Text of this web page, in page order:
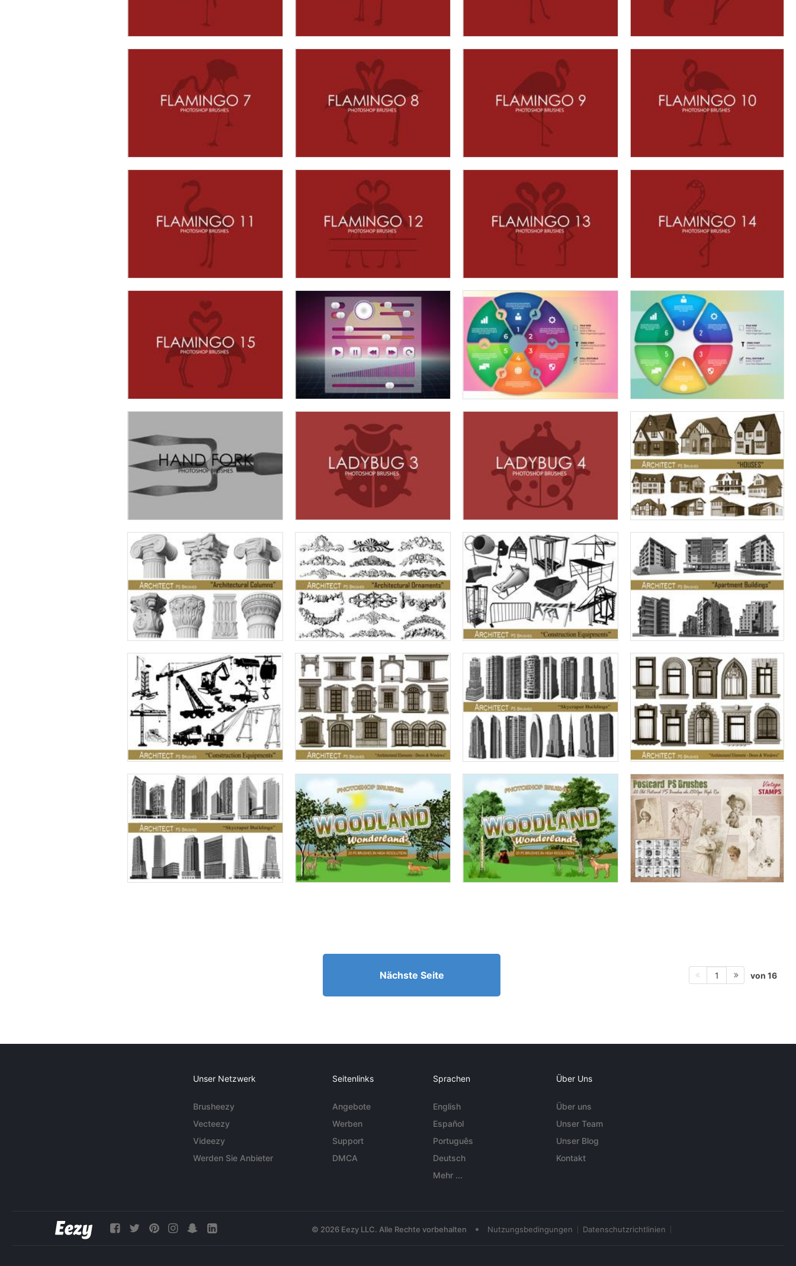
Nächste Seite 1 von 16
Unser Netzwerk
Brusheezy
Vecteezy
Videezy
Werden Sie Anbieter
Seitenlinks
Angebote
Werben
Support
DMCA
Sprachen
English
Español
Português
Deutsch
Mehr ...
Über Uns
Über uns
Unser Team
Unser Blog
Kontakt
© 2026 Eezy LLC. Alle Rechte vorbehalten • Nutzungsbedingungen Datenschutzrichtlinien